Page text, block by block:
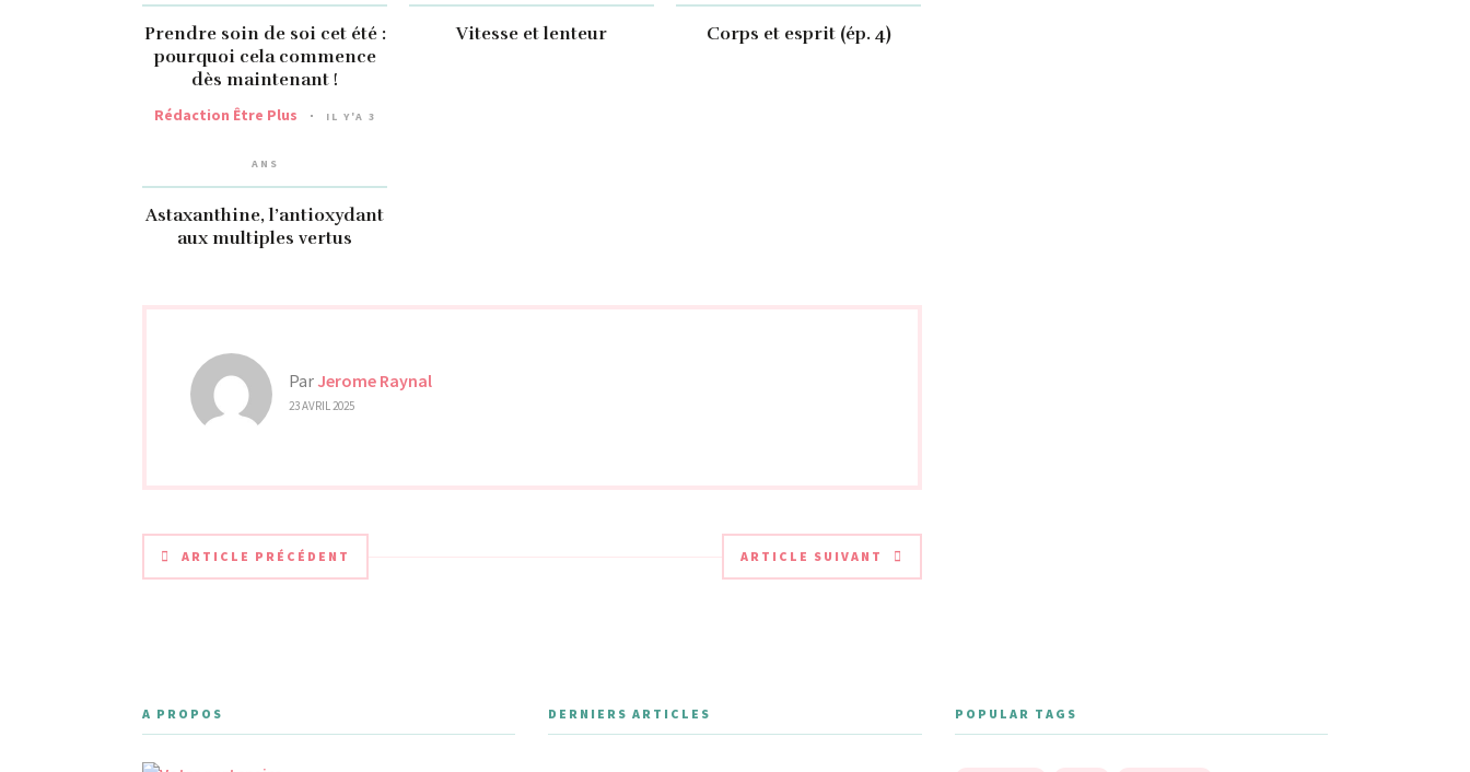
Prendre soin de soi cet été :
pourquoi cela commence
dès maintenant !
Vitesse et lenteur Corps et esprit (ép. 4)
Rédaction Être Plus IL Y'A 3
ANS
Astaxanthine, l’antioxydant
aux multiples vertus
Par Jerome Raynal
23 AVRIL 2025
ARTICLE PRÉCÉDENT ARTICLE SUIVANT
A PROPOS DERNIERS ARTICLES POPULAR TAGS